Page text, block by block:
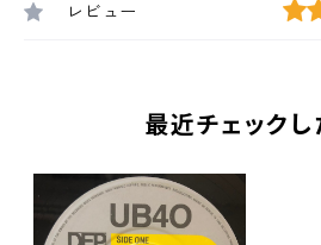
レビュー
最近チェック